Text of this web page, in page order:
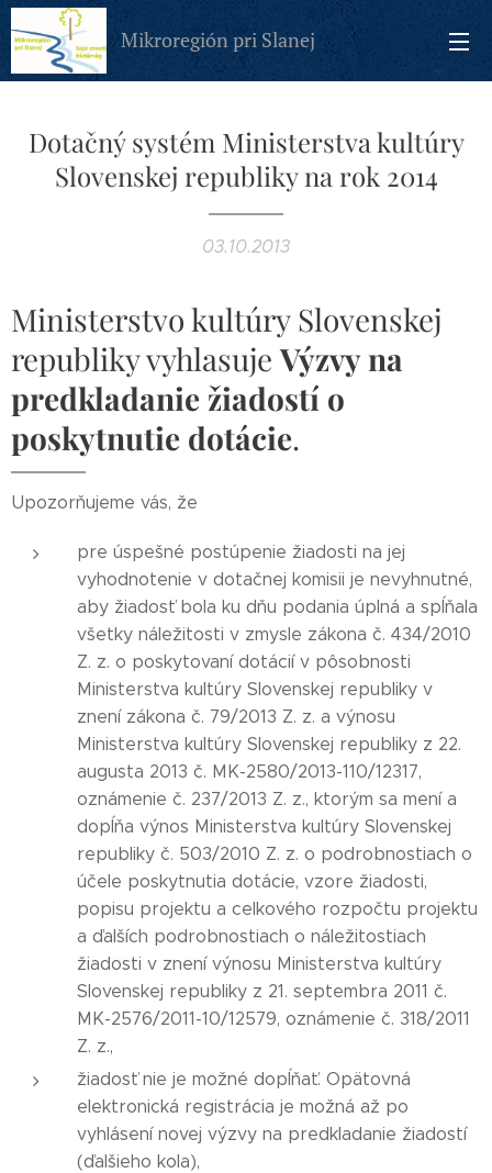
Mikroregión pri Slanej
Dotačný systém Ministerstva kultúry
Slovenskej republiky na rok 2014
03.10.2013
Ministerstvo kultúry Slovenskej
republiky vyhlasujeVýzvy na
predkladanie žiadostí o
poskytnutie dotácie.
Upozorňujeme vás, že
pre úspešné postúpenie žiadosti na jej
vyhodnotenie v dotačnej komisii je nevyhnutné,
aby žiadosť bola ku dňu podania úplná a spĺňala
všetky náležitosti v zmysle zákona č. 434/2010
Z. z. o poskytovaní dotácií v pôsobnosti
Ministerstva kultúry Slovenskej republiky v
znení zákona č. 79/2013 Z. z. a výnosu
Ministerstva kultúry Slovenskej republiky z 22.
augusta 2013 č. MK-2580/2013-110/12317,
oznámenie č. 237/2013 Z. z., ktorým sa mení a
dopĺňa výnos Ministerstva kultúry Slovenskej
republiky č. 503/2010 Z. z. o podrobnostiach o
účele poskytnutia dotácie, vzore žiadosti,
popisu projektu a celkového rozpočtu projektu
a ďalších podrobnostiach o náležitostiach
žiadosti v znení výnosu Ministerstva kultúry
Slovenskej republiky z 21. septembra 2011 č.
MK-2576/2011-10/12579, oznámenie č. 318/2011
Z. z.,
žiadosť nie je možné dopĺňať. Opätovná
elektronická registrácia je možná až po
vyhlásení novej výzvy na predkladanie žiadostí
(ďalšieho kola),